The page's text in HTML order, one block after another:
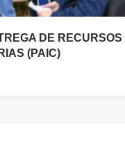
DE
(PAIC)